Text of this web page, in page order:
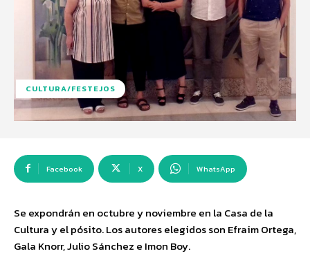
CULTURA/FESTEJOS
Facebook X WhatsApp
Se expondrán en octubre y noviembre en la Casa de la
Cultura y el pósito. Los autores elegidos son Efraim Ortega,
Gala Knorr, Julio Sánchez e Imon Boy.